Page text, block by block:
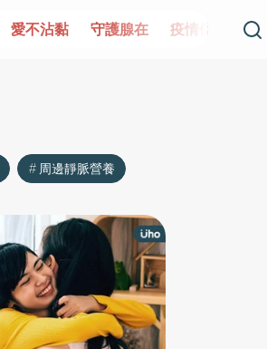
愛不沾黏 守護腺在 疫情保衛戰
周邊靜脈營養